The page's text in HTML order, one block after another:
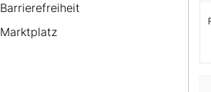
Barrierefreiheit
Marktplatz